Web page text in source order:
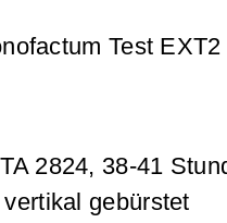
2824, 38-41
gebürstet